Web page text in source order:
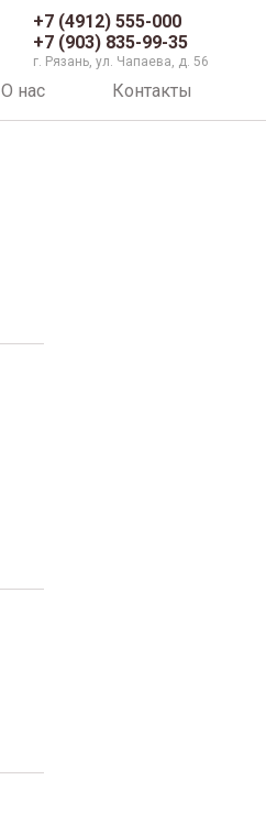
+7 (4912) 555-000
+7 (903) 835-99-35
г. Рязань, ул. Чапаева, д. 56
О нас
Контакты